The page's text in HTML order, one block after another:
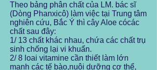
Theo bảng phân chất của LM. bác sĩ
(Dòng Phanxicô) làm việc tại Trung tâm
nghiên cứu, Bắc Ý thì cây Aloe cócác
chất sau đây:
1/ 13 chất khác nhau, chứa các chất trụ
sinh chống lại vi khuẩn.
2/ 8 loai vitamine cần thiết làm lớn
mạnh các tế bào,nuôi dưỡng cơ thể,